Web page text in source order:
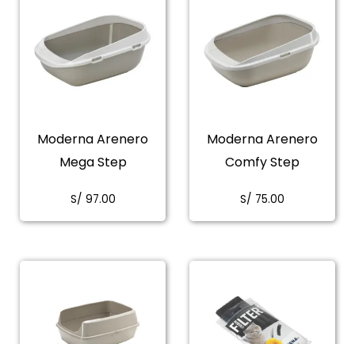
Moderna Arenero
Mega Step
S/ 97.00
Moderna Arenero
Comfy Step
S/ 75.00